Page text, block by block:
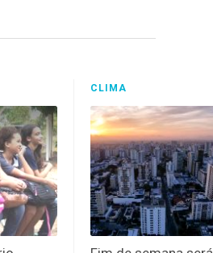
CLIMA